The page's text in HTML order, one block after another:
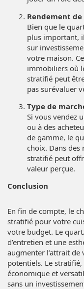
Rendement
Bien que le
plus important,
sur
votre maison.
immobiliers où
stratifié peut
pas surévaluer
Type de
Si vous vendez
ou à des
de gamme, le
choix. Dans des
stratifié peut
valeur perçue.
Conclusion
En fin de compte, le
stratifié pour votre
votre budget. Le
d’entretien et une
augmenter l’attrait
potentiels. Le
économique et
sans un